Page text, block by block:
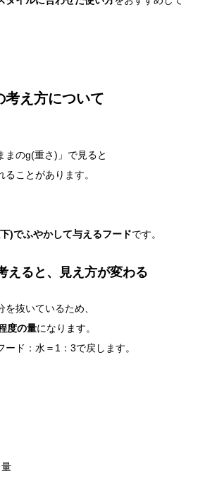
考え方について
まのg(重さ)」で見ると
ことがあります。
)でふやかして与えるフードです。
えると、見え方が変わる
抜いているため、
度の量になります。
ド：水＝1：3で戻します。